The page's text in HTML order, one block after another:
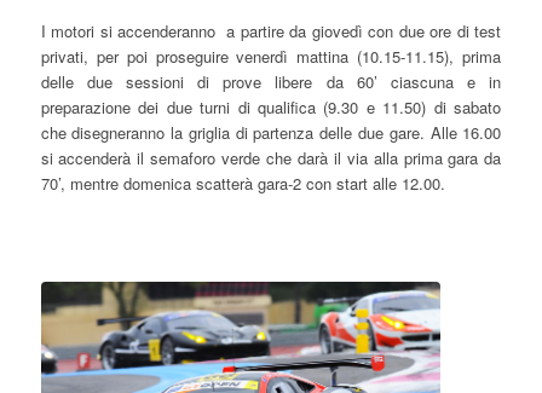
I motori si accenderanno a partire da giovedì con due ore di test
privati, per poi proseguire venerdì mattina (10.15-11.15), prima
delle due sessioni di prove libere da 60’ ciascuna e in
preparazione dei due turni di qualifica (9.30 e 11.50) di sabato
che disegneranno la griglia di partenza delle due gare. Alle 16.00
si accenderà il semaforo verde che darà il via alla prima gara da
70’, mentre domenica scatterà gara-2 con start alle 12.00.